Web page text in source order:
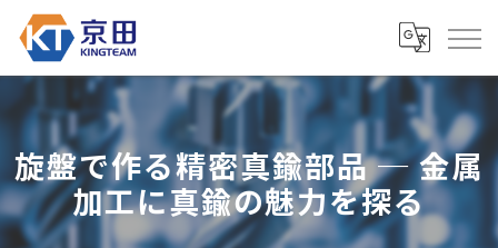
旋盤で作る精密真鍮部品 ─ 金属
加工に真鍮の魅力を探る